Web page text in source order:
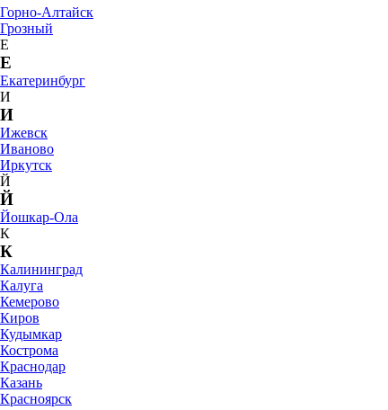
Горно-Алтайск
Грозный
Е
Е
Екатеринбург
И
И
Ижевск
Иваново
Иркутск
Й
Й
Йошкар-Ола
К
К
Калининград
Калуга
Кемерово
Киров
Кудымкар
Кострома
Краснодар
Казань
Красноярск